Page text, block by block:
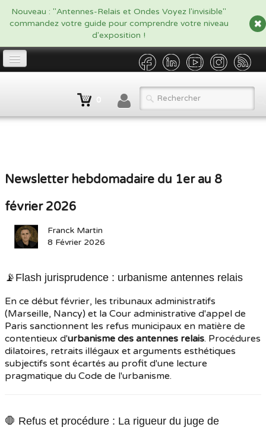
google.com, pub-5479908916438170, DIRECT, f08c47fec0942fa0
Nouveau : "Antennes-Relais et Ondes Voyez l'invisible"
commandez votre guide pour comprendre votre niveau
d'exposition !
BLOG
Newsletter hebdomadaire du 1er au 8
février 2026
Franck Martin
8 Février 2026
📡Flash jurisprudence : urbanisme antennes relais
En ce début février, les tribunaux administratifs
(Marseille, Nancy) et la Cour administrative d'appel de
Paris sanctionnent les refus municipaux en matière de
contentieux d'urbanisme des antennes relais. Procédures
dilatoires, retraits illégaux et arguments esthétiques
subjectifs sont écartés au profit d'une lecture
pragmatique du Code de l'urbanisme.
🛑 Refus et procédure : La rigueur du juge de